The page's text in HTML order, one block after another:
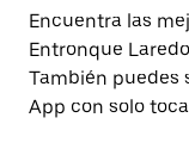
Encuentra las
Entronque
También puedes
App con solo